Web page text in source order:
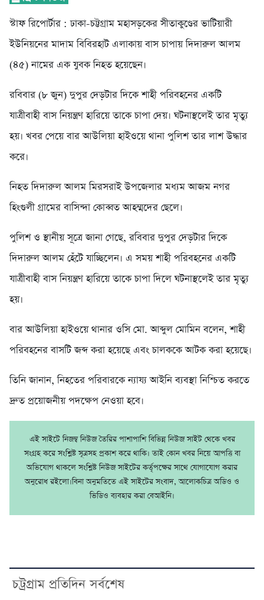
স্টাফ রিপোর্টার : ঢাকা-চট্টগ্রাম মহাসড়কের সীতাকুণ্ডের ভাটিয়ারী
ইউনিয়নের মাদাম বিবিরহাট এলাকায় বাস চাপায় দিদারুল আলম
(৪৫) নামের এক যুবক নিহত হয়েছেন।
রবিবার (৮ জুন) দুপুর দেড়টার দিকে শাহী পরিবহনের একটি
যাত্রীবাহী বাস নিয়ন্ত্রণ হারিয়ে তাকে চাপা দেয়। ঘটনাস্থলেই তার মৃত্যু
হয়। খবর পেয়ে বার আউলিয়া হাইওয়ে থানা পুলিশ তার লাশ উদ্ধার
করে।
নিহত দিদারুল আলম মিরসরাই উপজেলার মধ্যম আজম নগর
হিংগুলী গ্রামের বাসিন্দা কোব্বত আহম্মদের ছেলে।
পুলিশ ও স্থানীয় সূত্রে জানা গেছে, রবিবার দুপুর দেড়টার দিকে
দিদারুল আলম হেঁটে যাচ্ছিলেন। এ সময় শাহী পরিবহনের একটি
যাত্রীবাহী বাস নিয়ন্ত্রণ হারিয়ে তাকে চাপা দিলে ঘটনাস্থলেই তার মৃত্যু
হয়।
বার আউলিয়া হাইওয়ে থানার ওসি মো. আব্দুল মোমিন বলেন, শাহী
পরিবহনের বাসটি জব্দ করা হয়েছে এবং চালককে আটক করা হয়েছে।
তিনি জানান, নিহতের পরিবারকে ন্যায্য আইনি ব্যবস্থা নিশ্চিত করতে
দ্রুত প্রয়োজনীয় পদক্ষেপ নেওয়া হবে।
এই সাইটে নিজম্ব নিউজ তৈরির পাশাপাশি বিভিন্ন নিউজ সাইট থেকে খবর
সংগ্রহ করে সংশ্লিষ্ট সূত্রসহ প্রকাশ করে থাকি। তাই কোন খবর নিয়ে আপত্তি বা
অভিযোগ থাকলে সংশ্লিষ্ট নিউজ সাইটের কর্তৃপক্ষের সাথে যোগাযোগ করার
অনুরোধ রইলো।বিনা অনুমতিতে এই সাইটের সংবাদ, আলোকচিত্র অডিও ও
ভিডিও ব্যবহার করা বেআইনি।
চট্রগ্রাম প্রতিদিন সর্বশেষ